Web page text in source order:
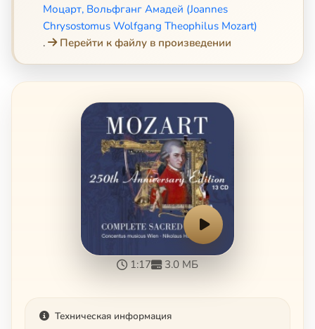
Моцарт, Вольфганг Амадей (Joannes
Chrysostomus Wolfgang Theophilus Mozart)
.
Перейти к файлу в произведении
1:17 3.0 МБ
Техническая информация